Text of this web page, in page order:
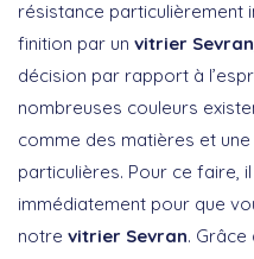
résistance particulièrement
finition par un vitrier Sevran
décision par rapport à
nombreuses couleurs
comme des matières et
particulières. Pour ce faire,
immédiatement pour que
notre vitrier Sevran. Grâce